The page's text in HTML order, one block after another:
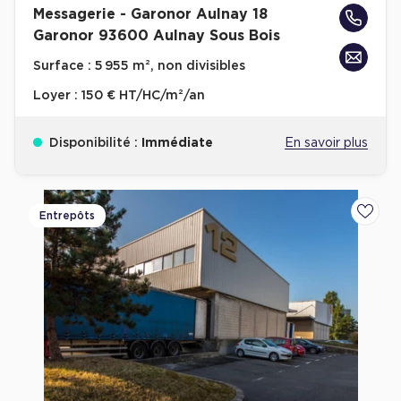
Achat de Bureaux à Rennes
Bureaux certifiés - Environnement
Location bureaux Bellecour - Cordeliers (Lyon)
Haussmanniens
Location d'Entrepôts / Activités
Location d'Entrepôts / Activités à Aix-en-Provence
Location d'Entrepôts / Activités à Saint-Priest
Messagerie - Garonor Aulnay 18
Garonor 93600 Aulnay Sous Bois
Surface : 5 955 m², non divisibles
Loyer : 150 € HT/HC/m²/an
Disponibilité : Immédiate En savoir plus
Entrepôts